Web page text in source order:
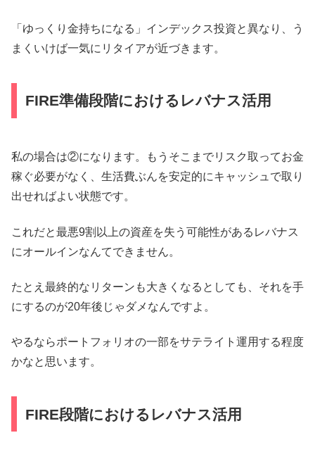
「ゆっくり金持ちになる」インデックス投資と異なり、う
まくいけば一気にリタイアが近づきます。
FIRE準備段階におけるレバナス活用
私の場合は②になります。もうそこまでリスク取ってお金
稼ぐ必要がなく、生活費ぶんを安定的にキャッシュで取り
出せればよい状態です。
これだと最悪9割以上の資産を失う可能性があるレバナス
にオールインなんてできません。
たとえ最終的なリターンも大きくなるとしても、それを手
にするのが20年後じゃダメなんですよ。
やるならポートフォリオの一部をサテライト運用する程度
かなと思います。
FIRE段階におけるレバナス活用